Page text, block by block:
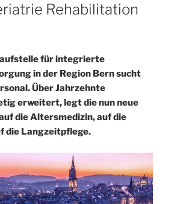
Rehabilitation
für integrierte
in der Region Bern sucht
Über Jahrzehnte
erweitert, legt die nun neue
die Altersmedizin, auf die
die Langzeitpflege.